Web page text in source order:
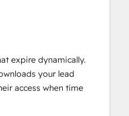
expire dynamically.
your lead
access when time